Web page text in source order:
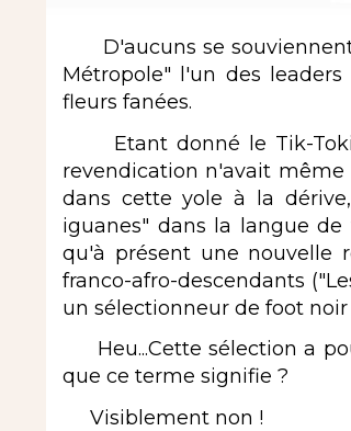
D'aucuns se souviennent
Métropole" l'un des
fleurs fanées.
Etant donné le Tik-
revendication n'avait même
dans cette yole à la
iguanes" dans la langue
qu'à présent une nouvelle
franco-afro-descendants
un sélectionneur de foot noir
Heu...Cette sélection a
que ce terme signifie ?
Visiblement non !